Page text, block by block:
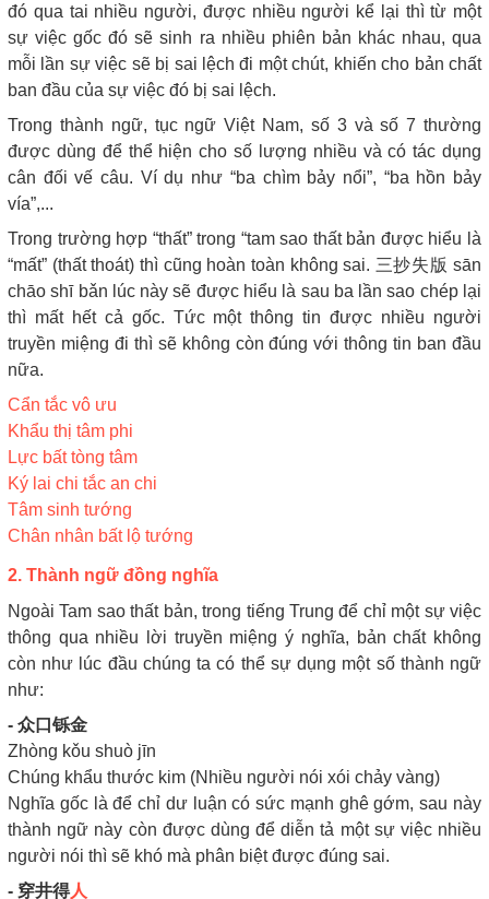
đó qua tai nhiều người, được nhiều người kể lại thì từ một
sự việc gốc đó sẽ sinh ra nhiều phiên bản khác nhau, qua
mỗi lần sự việc sẽ bị sai lệch đi một chút, khiến cho bản chất
ban đầu của sự việc đó bị sai lệch.
Trong thành ngữ, tục ngữ Việt Nam, số 3 và số 7 thường
được dùng để thể hiện cho số lượng nhiều và có tác dụng
cân đối vế câu. Ví dụ như “ba chìm bảy nổi”, “ba hồn bảy
vía”,...
Trong trường hợp “thất” trong “tam sao thất bản được hiểu là
“mất” (thất thoát) thì cũng hoàn toàn không sai. 三抄失版 sān
chāo shī bǎn lúc này sẽ được hiểu là sau ba lần sao chép lại
thì mất hết cả gốc. Tức một thông tin được nhiều người
truyền miệng đi thì sẽ không còn đúng với thông tin ban đầu
nữa.
Cẩn tắc vô ưu
Khẩu thị tâm phi
Lực bất tòng tâm
Ký lai chi tắc an chi
Tâm sinh tướng
Chân nhân bất lộ tướng
2. Thành ngữ đồng nghĩa
Ngoài Tam sao thất bản, trong tiếng Trung để chỉ một sự việc
thông qua nhiều lời truyền miệng ý nghĩa, bản chất không
còn như lúc đầu chúng ta có thể sự dụng một số thành ngữ
như:
- 众口铄金
Zhòng kǒu shuò jīn
Chúng khẩu thước kim (Nhiều người nói xói chảy vàng)
Nghĩa gốc là để chỉ dư luận có sức mạnh ghê gớm, sau này
thành ngữ này còn được dùng để diễn tả một sự việc nhiều
người nói thì sẽ khó mà phân biệt được đúng sai.
- 穿井得人